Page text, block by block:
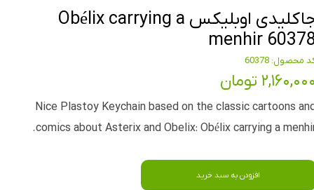
جاکلیدی اوبلیکس Obélix carrying a
menhir
محصول: 60378
تومان
Nice Plastoy Keychain based on the classic cartoons
comics about Asterix and Obelix: Obélix carrying a
افزودن به سبد خرید